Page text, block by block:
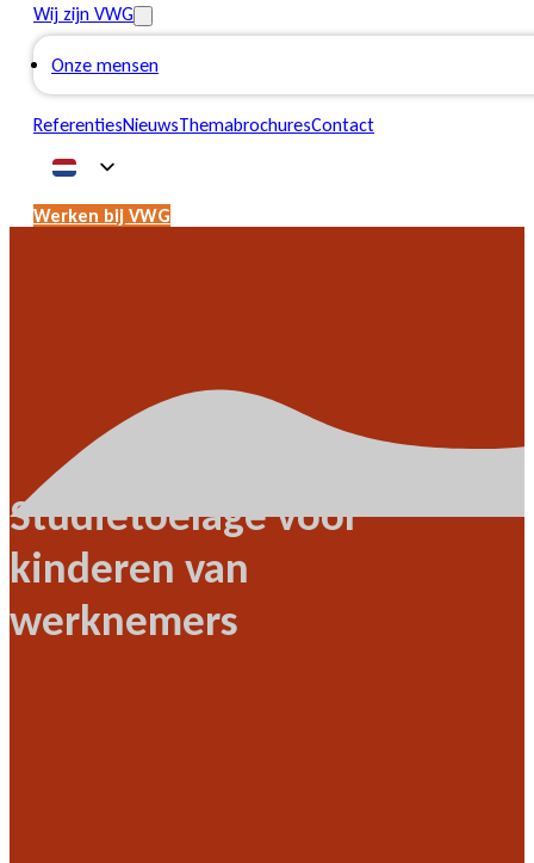
Wij zijn VWG
Onze mensen
ReferentiesNieuwsThemabrochuresContact
Werken bij VWG
Studietoelage voor
kinderen van
werknemers